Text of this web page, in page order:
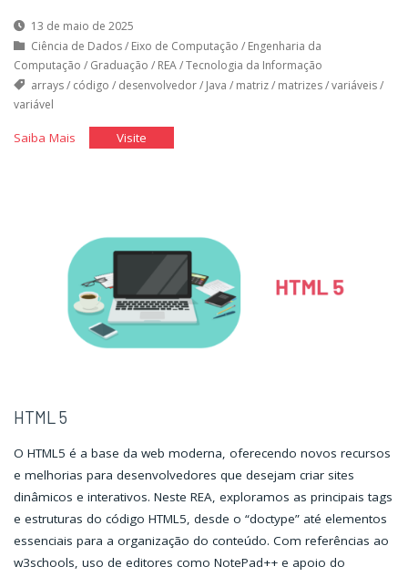
13 de maio de 2025
Ciência de Dados/ Eixo de Computação / Engenharia da
Computação / Graduação / REA/Tecnologia da Informação
arrays/ código / desenvolvedor/ Java / matriz/ matrizes/variáveis/
variável
Saiba Mais"Matrizes"Visite"Matrizes"
HTML 5
O HTML5 é a base da web moderna, oferecendo novos recursos
e melhorias para desenvolvedores que desejam criar sites
dinâmicos e interativos. Neste REA, exploramos as principais tags
e estruturas do código HTML5, desde o “doctype” até elementos
essenciais para a organização do conteúdo. Com referências ao
w3schools, uso de editores como NotePad++ e apoio do